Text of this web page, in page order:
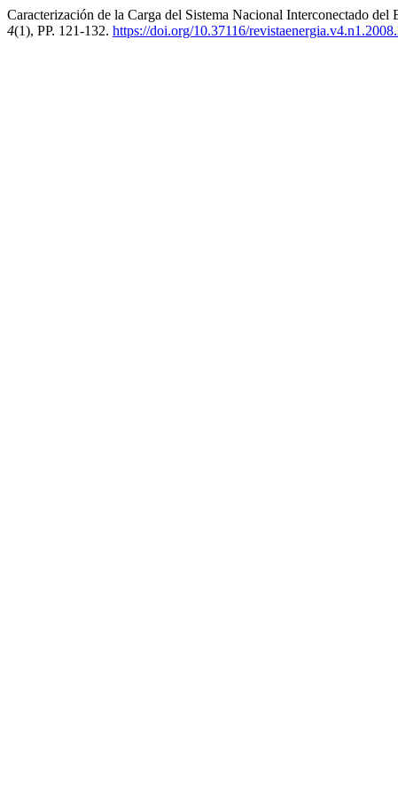
Caracterización de la Carga del Sistema Nacional Interconectado
4(1), PP. 121-132. https://doi.org/10.37116/